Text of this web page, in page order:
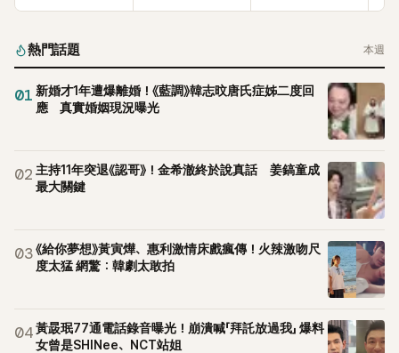
熱門話題 本週
01 新婚才1年遭爆離婚！《藍調》韓志旼唐氏症姊二度回
應 真實婚姻現況曝光
02 主持11年突退《認哥》！金希澈終於說真話 姜鎬童成
最大關鍵
03《給你夢想》黃寅燁、惠利激情床戲瘋傳！火辣激吻尺
度太猛 網驚：韓劇太敢拍
04黃晸珉77通電話錄音曝光！崩潰喊「拜託放過我」 爆料
女曾是SHINee、NCT站姐